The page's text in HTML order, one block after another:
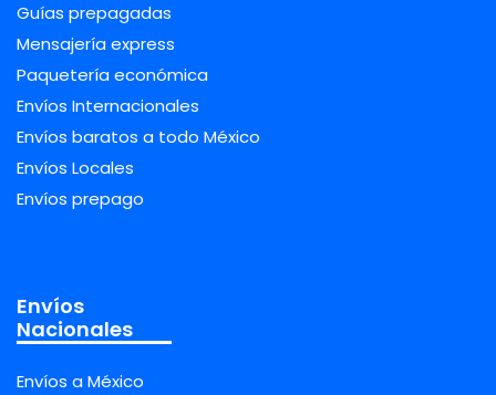
Guías prepagadas
Mensajería express
Paquetería económica
Envíos Internacionales
Envíos baratos a todo México
Envíos Locales
Envíos prepago
Envíos
Nacionales
Envíos a México